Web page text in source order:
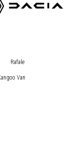
Rafale
Van